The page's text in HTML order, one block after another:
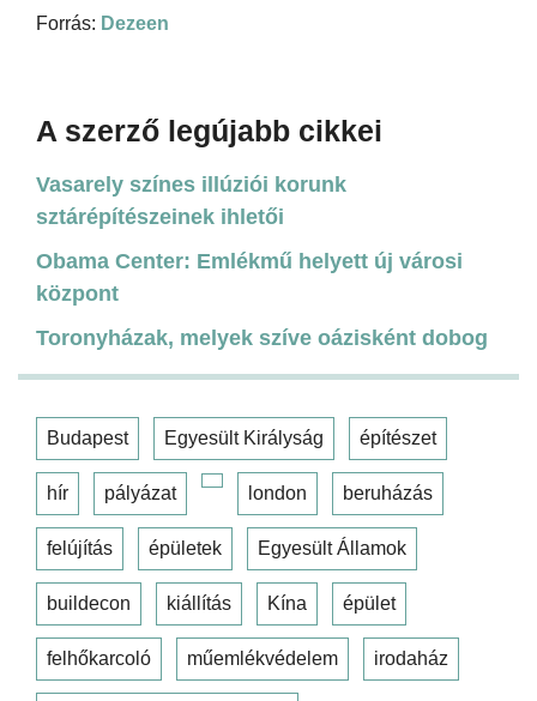
Forrás: Dezeen
A szerző legújabb cikkei
Vasarely színes illúziói korunk
sztárépítészeinek ihletői
Obama Center: Emlékmű helyett új városi
központ
Toronyházak, melyek szíve oázisként dobog
Budapest Egyesült Királyság építészet
hír pályázat london beruházás
felújítás épületek Egyesült Államok
buildecon kiállítás Kína épület
felhőkarcoló műemlékvédelem irodaház